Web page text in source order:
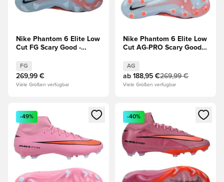
Nike Phantom 6 Elite Low
Cut FG Scary Good -
FG
269,99 €
Viele Größen verfügbar
Nike Phantom 6 Elite Low
Cut AG-PRO Scary Good -
AG
ab 188,95 €269,99 €
Viele Größen verfügbar
Öffnet ein neues Fenster zum Anmelden oder Registrieren
-49%
Öffnet ein neues Fenster
-40%